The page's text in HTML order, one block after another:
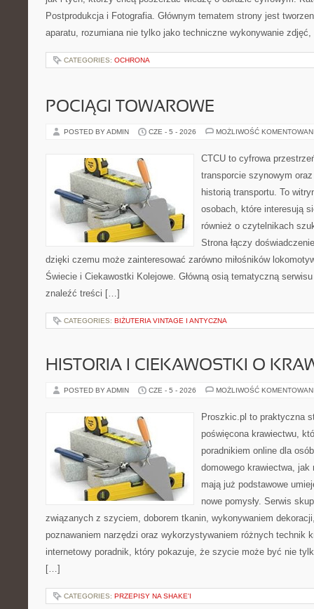
Postprodukcja i Fotografia. Głównym tematem strony jest
aparatu, rozumiana nie tylko jako techniczne wykonywanie
CATEGORIES: OCHRONA
POCIĄGI TOWAROWE
POSTED BY ADMIN CZE - 5 - 2026 MOŻLIWOŚĆ
CTCU to cyfrowa
transporcie szynowym
historią transportu. To
osobach, które interesują
również o czytelnikach
Strona łączy
dzięki czemu może zainteresować zarówno miłośników
Świecie i Ciekawostki Kolejowe. Główną osią tematyczną
znaleźć treści […]
CATEGORIES: BIŻUTERIA VINTAGE I ANTYCZNA
HISTORIA I CIEKAWOSTKI O
POSTED BY ADMIN CZE - 5 - 2026 MOŻLIWOŚĆ
Proszkic.pl to praktyczna
poświęcona krawiectwu,
poradnikiem online dla
domowego krawiectwa,
mają już podstawowe
nowe pomysły. Serwis
związanych z szyciem, doborem tkanin, wykonywaniem
poznawaniem narzędzi oraz wykorzystywaniem różnych technik
internetowy poradnik, który pokazuje, że szycie może być nie
[…]
CATEGORIES: PRZEPISY NA SHAKE'I